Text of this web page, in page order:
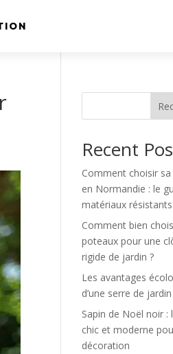
Recent
Comment choisir
en Normandie : le
matériaux résistants.
Comment bien
poteaux pour une
rigide de jardin ?
Les avantages
d’une serre de jardin
Sapin de Noël noir :
chic et moderne
décoration